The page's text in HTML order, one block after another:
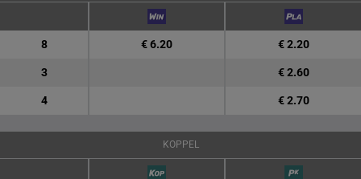
8 € 6.20 € 2.20
3 € 2.60
4 € 2.70
KOPPEL